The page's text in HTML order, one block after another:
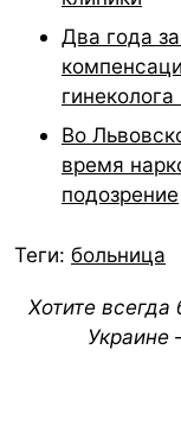
Два года
Во
время
подозрение
Теги: больница
Хотите
Украине